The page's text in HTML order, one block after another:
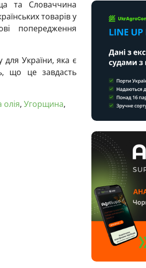
та Словаччина
товарів у
попередження
для України, яка є
що це завдасть
олія, Угорщина,